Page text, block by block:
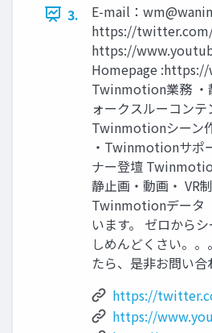
3. E-mail：
https://
https://
Homepage
Twinmotion業務 ・
ォークスルーコン
Twinmotionシーン
・Twinmotionサポ
ナー登壇
静止画・動画・ VR
Twinmotionデータ
います。 ゼロから
しめんどくさい。
たら、是非お問い合
https://
https://